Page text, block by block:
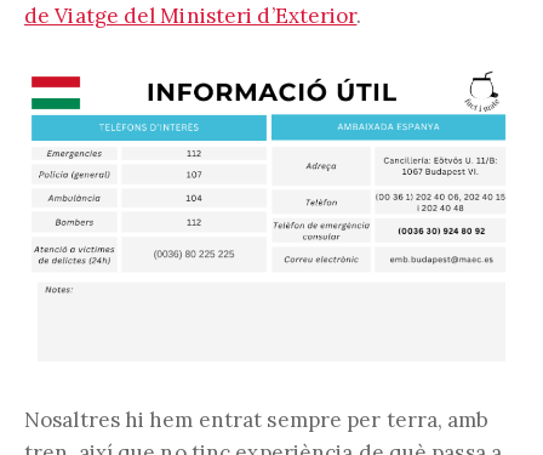
de Viatge del Ministeri d’Exterior.
Nosaltres hi hem entrat sempre per terra, amb